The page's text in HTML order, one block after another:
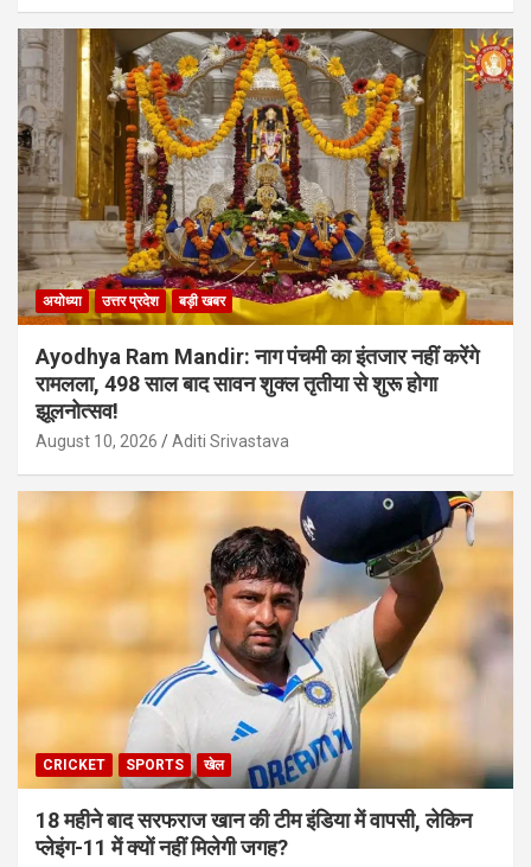
अयोध्या उत्तर प्रदेश बड़ी खबर
Ayodhya Ram Mandir: नाग पंचमी का इंतजार नहीं करेंगे
रामलला, 498 साल बाद सावन शुक्ल तृतीया से शुरू होगा
झूलनोत्सव!
August 10, 2026 Aditi Srivastava
CRICKET SPORTS खेल
18 महीने बाद सरफराज खान की टीम इंडिया में वापसी, लेकिन
प्लेइंग-11 में क्यों नहीं मिलेगी जगह?